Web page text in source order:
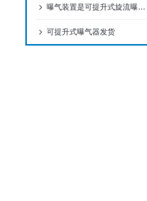
曝气装置是可提升式旋流曝气器的核心部分
可提升式曝气器发货